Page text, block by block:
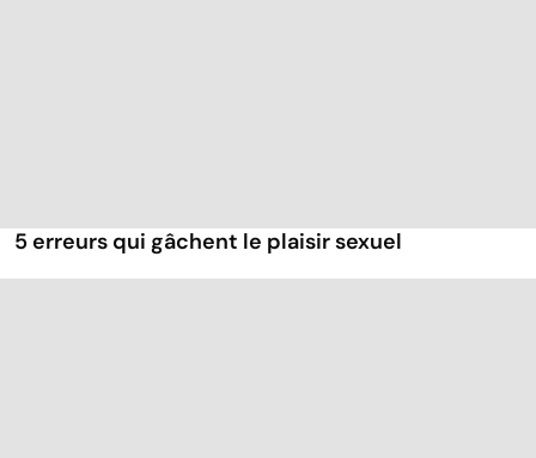
5 erreurs qui gâchent le plaisir sexuel